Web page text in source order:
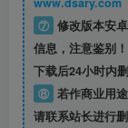
⑦ 修改版本安
信息，注意鉴别
下载后24小时内
⑧ 若作商业用
请联系站长进行